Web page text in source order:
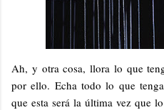
Ah, y otra cosa, llora lo que
por ello. Echa todo lo que
que esta será la última vez que